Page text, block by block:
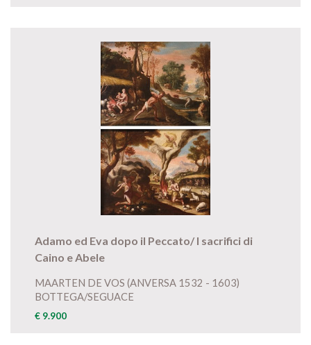
Adamo ed Eva dopo il Peccato/ I sacrifici di
Caino e Abele
MAARTEN DE VOS (ANVERSA 1532 - 1603)
BOTTEGA/SEGUACE
€ 9.900